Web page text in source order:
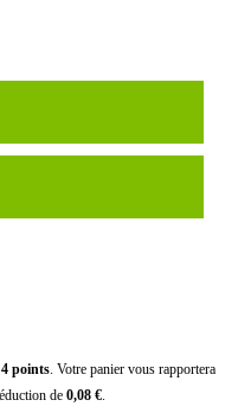
4 points. Votre panier vous rapportera
de 0,08 €.